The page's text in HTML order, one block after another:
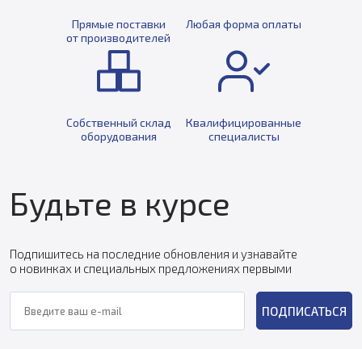
Прямые поставки
от производителей
Любая форма оплаты
Собственный склад
оборудования
Квалифицированные
специалисты
Будьте в курсе
Подпишитесь на последние обновления и узнавайте
о новинках и специальных предложениях первыми
ПОДПИСАТЬСЯ